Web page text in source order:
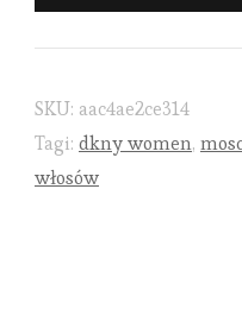
SKU: aac4ae2ce314
Tagi: dkny women,
włosów